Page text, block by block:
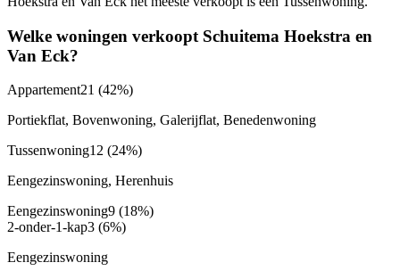
Welke woningen verkoopt Schuitema Hoekstra en
Van Eck?
Appartement21 (42%)
Portiekflat, Bovenwoning, Galerijflat, Benedenwoning
Tussenwoning12 (24%)
Eengezinswoning, Herenhuis
Eengezinswoning9 (18%)
2-onder-1-kap3 (6%)
Eengezinswoning